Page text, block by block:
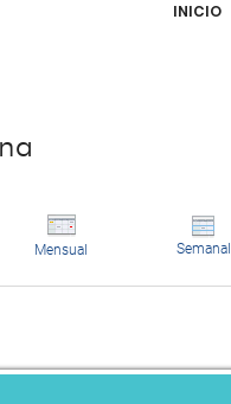
INICIO
Mensual Semanal